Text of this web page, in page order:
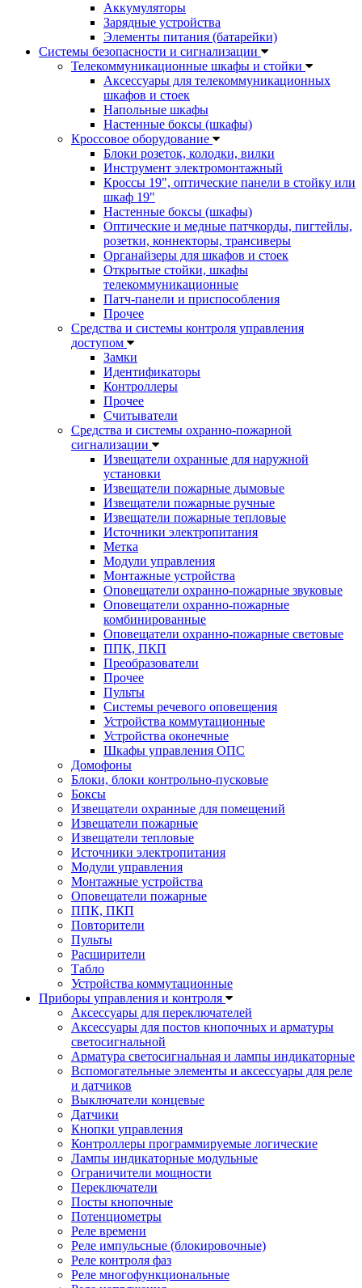
Аккумуляторы
Зарядные устройства
Элементы питания (батарейки)
Системы безопасности и сигнализации
Телекоммуникационные шкафы и стойки
Аксессуары для телекоммуникационных
шкафов и стоек
Напольные шкафы
Настенные боксы (шкафы)
Кроссовое оборудование
Блоки розеток, колодки, вилки
Инструмент электромонтажный
Кроссы 19", оптические панели в стойку или
шкаф 19"
Настенные боксы (шкафы)
Оптические и медные патчкорды, пигтейлы,
розетки, коннекторы, трансиверы
Органайзеры для шкафов и стоек
Открытые стойки, шкафы
телекоммуникационные
Патч-панели и приспособления
Прочее
Средства и системы контроля управления
доступом
Замки
Идентификаторы
Контроллеры
Прочее
Считыватели
Средства и системы охранно-пожарной
сигнализации
Извещатели охранные для наружной
установки
Извещатели пожарные дымовые
Извещатели пожарные ручные
Извещатели пожарные тепловые
Источники электропитания
Метка
Модули управления
Монтажные устройства
Оповещатели охранно-пожарные звуковые
Оповещатели охранно-пожарные
комбинированные
Оповещатели охранно-пожарные световые
ППК, ПКП
Преобразователи
Прочее
Пульты
Системы речевого оповещения
Устройства коммутационные
Устройства оконечные
Шкафы управления ОПС
Домофоны
Блоки, блоки контрольно-пусковые
Боксы
Извещатели охранные для помещений
Извещатели пожарные
Извещатели тепловые
Источники электропитания
Модули управления
Монтажные устройства
Оповещатели пожарные
ППК, ПКП
Повторители
Пульты
Расширители
Табло
Устройства коммутационные
Приборы управления и контроля
Аксессуары для переключателей
Аксессуары для постов кнопочных и арматуры
светосигнальной
Арматура светосигнальная и лампы индикаторные
Вспомогательные элементы и аксессуары для реле
и датчиков
Выключатели концевые
Датчики
Кнопки управления
Контроллеры программируемые логические
Лампы индикаторные модульные
Ограничители мощности
Переключатели
Посты кнопочные
Потенциометры
Реле времени
Реле импульсные (блокировочные)
Реле контроля фаз
Реле многофункциональные